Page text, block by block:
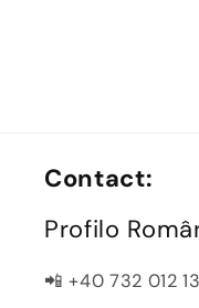
Contact:
Profilo
📲 +40 732 012